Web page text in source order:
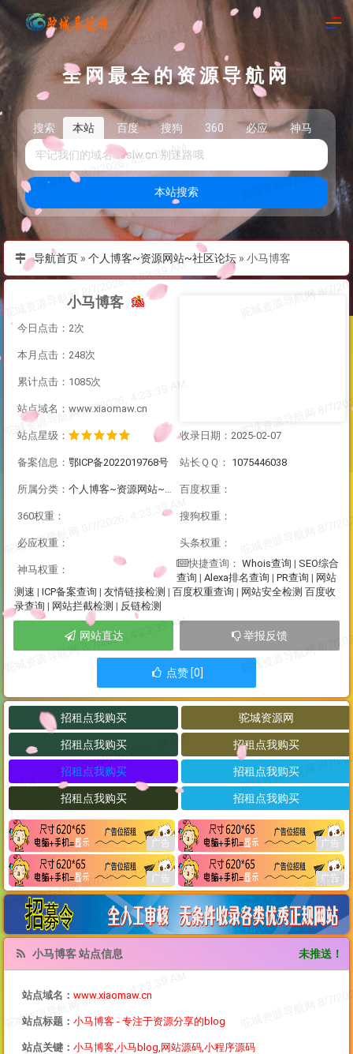
全网最全的资源导航网
搜索 本站 百度 搜狗 360 必应 神马
本站搜索
导航首页 » 个人博客~资源网站~社区论坛 » 小马博客
小马博客
今日点击：2次
本月点击：248次
累计点击：1085次
站点域名：www.xiaomaw.cn
站点星级： 收录日期：2025-02-07
备案信息： 鄂ICP备2022019768号 站长ＱＱ： 1075446038
所属分类： 个人博客~资源网站~社区论坛 百度权重：
360权重： 搜狗权重：
必应权重： 头条权重：
神马权重：
快捷查询： Whois查询 | SEO综合
查询 | Alexa排名查询 | PR查询 | 网站
测速 | ICP备案查询 | 友情链接检测 | 百度权重查询 | 网站安全检测 百度收
录查询 | 网站拦截检测 | 反链检测
网站直达 举报反馈
点赞 [0]
小马博客 站点信息 未推送！
站点域名： www.xiaomaw.cn
站点标题： 小马博客 - 专注于资源分享的blog
站点关键： 小马博客,小马blog,网站源码,小程序源码